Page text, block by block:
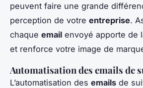
peuvent faire une grande
perception de votre entreprise.
chaque email envoyé apporte de
et renforce votre image de
Automatisation des emails de
L’automatisation des emails de